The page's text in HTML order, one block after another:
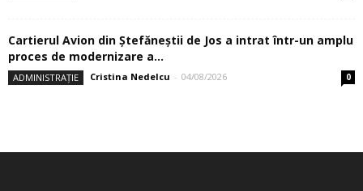
Cartierul Avion din Ştefăneştii de Jos a intrat într-un amplu
proces de modernizare a...
ADMINISTRAȚIE Cristina Nedelcu - 04/08/2026 0